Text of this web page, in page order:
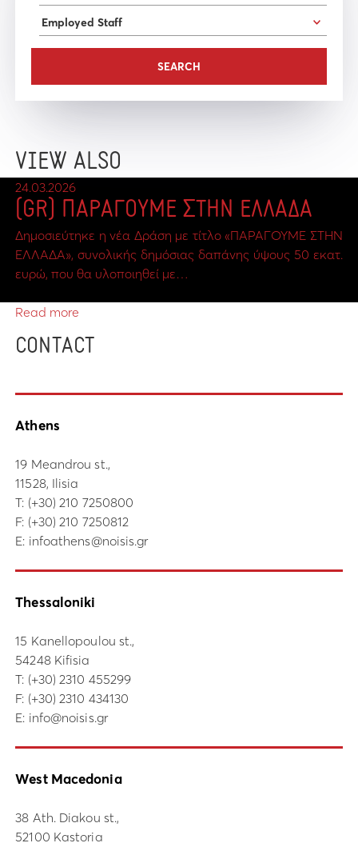
VIEW ALSO
24.03.2026
(GR) ΠΑΡΑΓΟΥΜΕ ΣΤΗΝ ΕΛΛΑΔΑ
Δημοσιεύτηκε η νέα Δράση με τίτλο «ΠΑΡΑΓΟΥΜΕ ΣΤΗΝ
ΕΛΛΑΔΑ», συνολικής δημόσιας δαπάνης ύψους 50 εκατ.
ευρώ, που θα υλοποιηθεί με…
Read more
CONTACT
Athens
19 Meandrou st.,
11528, Ilisia
Τ: (+30) 210 7250800
F: (+30) 210 7250812
E: infoathens@noisis.gr
Thessaloniki
15 Kanellopoulou st.,
54248 Kifisia
Τ: (+30) 2310 455299
F: (+30) 2310 434130
E: info@noisis.gr
West Macedonia
38 Ath. Diakou st.,
52100 Kastoria